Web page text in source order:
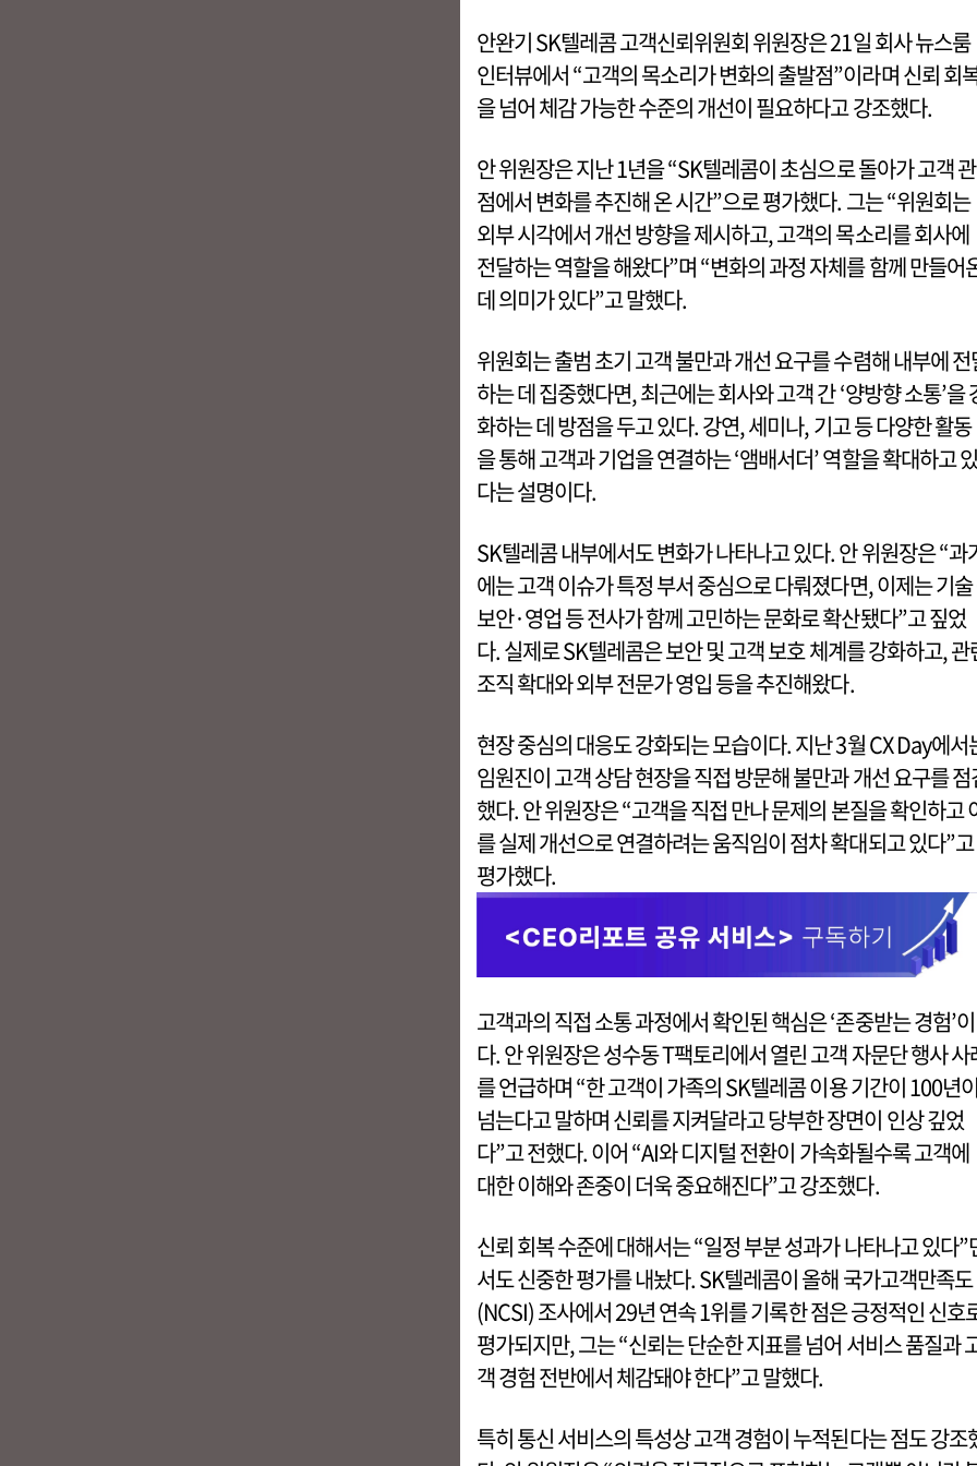
안완기 SK텔레콤 고객신뢰위원회 위원장은 21일 회사 뉴스룸
인터뷰에서 “고객의 목소리가 변화의 출발점”이라며 신뢰 회
을 넘어 체감 가능한 수준의 개선이 필요하다고 강조했다.
안 위원장은 지난 1년을 “SK텔레콤이 초심으로 돌아가 고객 관
점에서 변화를 추진해 온 시간”으로 평가했다. 그는 “위원회는
외부 시각에서 개선 방향을 제시하고, 고객의 목소리를 회사에
전달하는 역할을 해왔다”며 “변화의 과정 자체를 함께 만들어
데 의미가 있다”고 말했다.
위원회는 출범 초기 고객 불만과 개선 요구를 수렴해 내부에 전
하는 데 집중했다면, 최근에는 회사와 고객 간 ‘양방향 소통’을
화하는 데 방점을 두고 있다. 강연, 세미나, 기고 등 다양한 활동
을 통해 고객과 기업을 연결하는 ‘앰배서더’ 역할을 확대하고 있
다는 설명이다.
SK텔레콤 내부에서도 변화가 나타나고 있다. 안 위원장은 “과
에는 고객 이슈가 특정 부서 중심으로 다뤄졌다면, 이제는 기술
보안·영업 등 전사가 함께 고민하는 문화로 확산됐다”고 짚었
다. 실제로 SK텔레콤은 보안 및 고객 보호 체계를 강화하고, 관
조직 확대와 외부 전문가 영입 등을 추진해왔다.
현장 중심의 대응도 강화되는 모습이다. 지난 3월 CX Day에서
임원진이 고객 상담 현장을 직접 방문해 불만과 개선 요구를 점
했다. 안 위원장은 “고객을 직접 만나 문제의 본질을 확인하고
를 실제 개선으로 연결하려는 움직임이 점차 확대되고 있다”고
평가했다.
고객과의 직접 소통 과정에서 확인된 핵심은 ‘존중받는 경험’이
다. 안 위원장은 성수동 T팩토리에서 열린 고객 자문단 행사 사
를 언급하며 “한 고객이 가족의 SK텔레콤 이용 기간이 100년이
넘는다고 말하며 신뢰를 지켜달라고 당부한 장면이 인상 깊었
다”고 전했다. 이어 “AI와 디지털 전환이 가속화될수록 고객에
대한 이해와 존중이 더욱 중요해진다”고 강조했다.
신뢰 회복 수준에 대해서는 “일정 부분 성과가 나타나고 있다”
서도 신중한 평가를 내놨다. SK텔레콤이 올해 국가고객만족도
(NCSI) 조사에서 29년 연속 1위를 기록한 점은 긍정적인 신호
평가되지만, 그는 “신뢰는 단순한 지표를 넘어 서비스 품질과
객 경험 전반에서 체감돼야 한다”고 말했다.
특히 통신 서비스의 특성상 고객 경험이 누적된다는 점도 강조